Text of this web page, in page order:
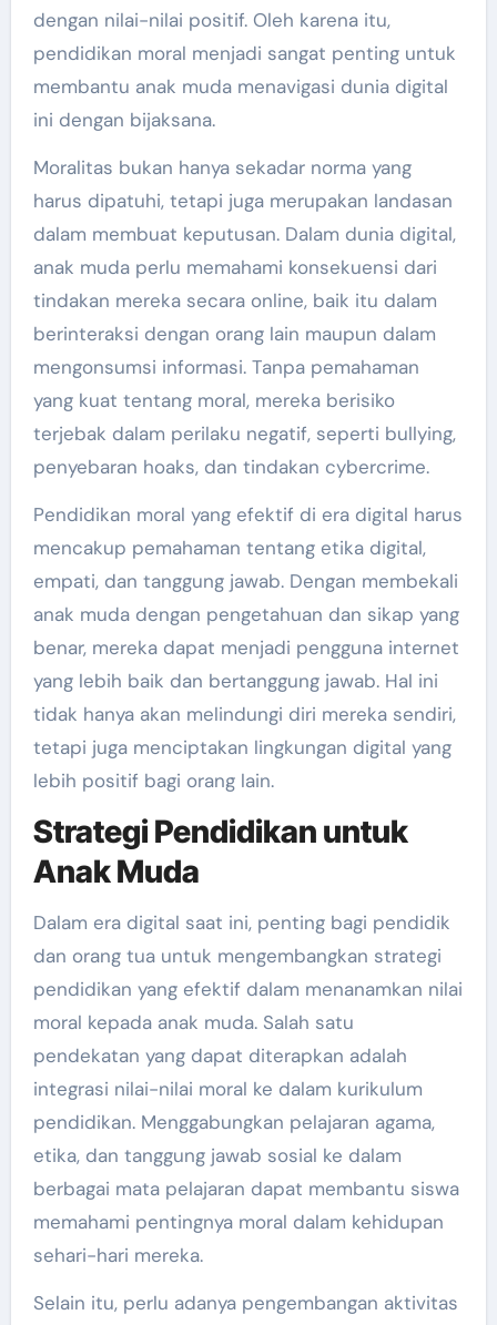
dengan nilai-nilai positif. Oleh karena itu,
pendidikan moral menjadi sangat penting untuk
membantu anak muda menavigasi dunia digital
ini dengan bijaksana.
Moralitas bukan hanya sekadar norma yang
harus dipatuhi, tetapi juga merupakan landasan
dalam membuat keputusan. Dalam dunia digital,
anak muda perlu memahami konsekuensi dari
tindakan mereka secara online, baik itu dalam
berinteraksi dengan orang lain maupun dalam
mengonsumsi informasi. Tanpa pemahaman
yang kuat tentang moral, mereka berisiko
terjebak dalam perilaku negatif, seperti bullying,
penyebaran hoaks, dan tindakan cybercrime.
Pendidikan moral yang efektif di era digital harus
mencakup pemahaman tentang etika digital,
empati, dan tanggung jawab. Dengan membekali
anak muda dengan pengetahuan dan sikap yang
benar, mereka dapat menjadi pengguna internet
yang lebih baik dan bertanggung jawab. Hal ini
tidak hanya akan melindungi diri mereka sendiri,
tetapi juga menciptakan lingkungan digital yang
lebih positif bagi orang lain.
Strategi Pendidikan untuk
Anak Muda
Dalam era digital saat ini, penting bagi pendidik
dan orang tua untuk mengembangkan strategi
pendidikan yang efektif dalam menanamkan nilai
moral kepada anak muda. Salah satu
pendekatan yang dapat diterapkan adalah
integrasi nilai-nilai moral ke dalam kurikulum
pendidikan. Menggabungkan pelajaran agama,
etika, dan tanggung jawab sosial ke dalam
berbagai mata pelajaran dapat membantu siswa
memahami pentingnya moral dalam kehidupan
sehari-hari mereka.
Selain itu, perlu adanya pengembangan aktivitas